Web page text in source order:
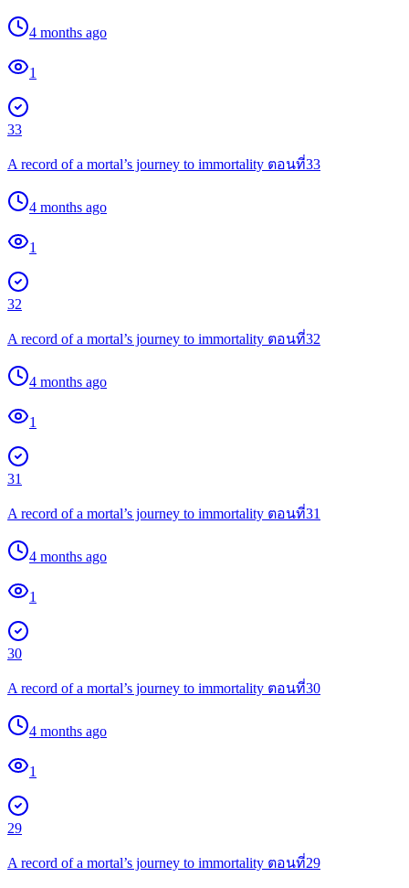
4 months ago
1
33
A record of a mortal’s journey to immortality ตอนที่33
4 months ago
1
32
A record of a mortal’s journey to immortality ตอนที่32
4 months ago
1
31
A record of a mortal’s journey to immortality ตอนที่31
4 months ago
1
30
A record of a mortal’s journey to immortality ตอนที่30
4 months ago
1
29
A record of a mortal’s journey to immortality ตอนที่29